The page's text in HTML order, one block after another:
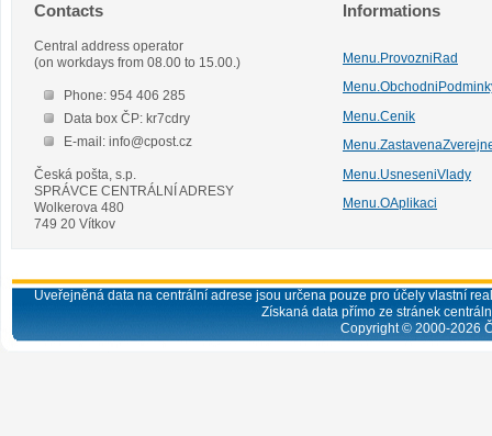
Contacts
Central address operator
(on workdays from 08.00 to 15.00.)
Phone: 954 406 285
Data box ČP: kr7cdry
E-mail: info@cpost.cz
Česká pošta, s.p.
SPRÁVCE CENTRÁLNÍ ADRESY
Wolkerova 480
749 20 Vítkov
Informations
Menu.ProvozniRad
Menu.Cenik
Menu.UsneseniVlady
Menu.OAplikaci
Uveřejněná data na centrální adrese jsou určena pouze pro účely vlastní
Získaná data přímo ze stránek
Copyright © 2000-2026